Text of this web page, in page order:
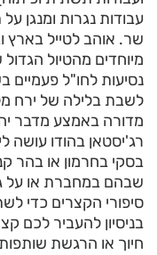
עבודות נגרות ומנגן
שר. אוהב לטייל בארץ
מיוחדים מהטיול
נסיעות לחו"ל פעמיים
לשבת בלילה של ירח
מדורה באמצע מדבר
רג'יסטאן בהודו עושה
בסקי בחרמון או בהר
שבהם במחברת או על
סיפורי הקצרים כדי
בניסיון להעביר לכם
חיוך או הרגשת